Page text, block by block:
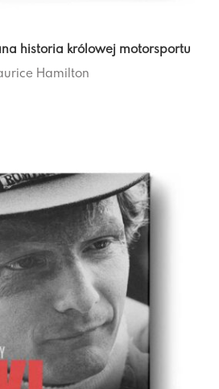
historia królowej motorsportu
Hamilton